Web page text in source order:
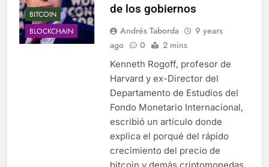
BITCOIN
BLOCKCHAIN
de los gobiernos
Andrés Taborda
9 years
ago
0 2 mins
Kenneth Rogoff, profesor de
Harvard y ex-Director del
Departamento de Estudios del
Fondo Monetario Internacional,
escribió un artículo donde
explica el porqué del rápido
crecimiento del precio de